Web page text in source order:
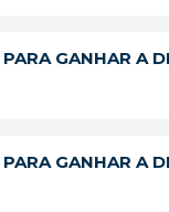
GANHAR A
GANHAR A